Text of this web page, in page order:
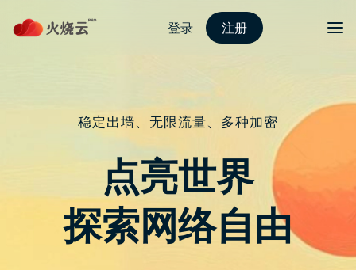
至
正
文 protonvpn下载
Microsoft 365 Copilot 定价公开 月费 30 美
微软在大力推动 AI，早前宣布 Microsoft 365 Copilot 的功能
後，今天首度公开了 Microsoft 365 Copilot 的价格，实在绝不